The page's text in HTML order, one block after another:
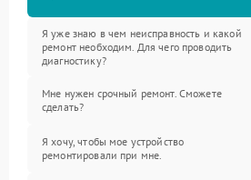
Я уже знаю в чем неисправность и какой
ремонт необходим. Для чего проводить
диагностику?
Мне нужен срочный ремонт. Сможете
сделать?
Я хочу, чтобы мое устройство
ремонтировали при мне.